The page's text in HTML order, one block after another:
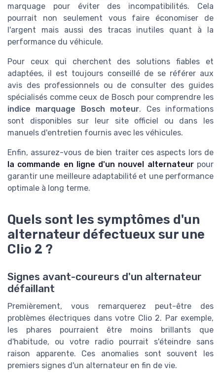
marquage pour éviter des incompatibilités. Cela
pourrait non seulement vous faire économiser de
l'argent mais aussi des tracas inutiles quant à la
performance du véhicule.
Pour ceux qui cherchent des solutions fiables et
adaptées, il est toujours conseillé de se référer aux
avis des professionnels ou de consulter des guides
spécialisés comme ceux de Bosch pour comprendre les
indice marquage Bosch moteur. Ces informations
sont disponibles sur leur site officiel ou dans les
manuels d'entretien fournis avec les véhicules.
Enfin, assurez-vous de bien traiter ces aspects lors de
la commande en ligne d'un nouvel alternateurpour
garantir une meilleure adaptabilité et une performance
optimale à long terme.
Quels sont les symptômes d'un
alternateur défectueux sur une
Clio 2 ?
Signes avant-coureurs d'un alternateur
défaillant
Premièrement, vous remarquerez peut-être des
problèmes électriques dans votre Clio 2. Par exemple,
les phares pourraient être moins brillants que
d'habitude, ou votre radio pourrait s'éteindre sans
raison apparente. Ces anomalies sont souvent les
premiers signes d'un alternateur en fin de vie.